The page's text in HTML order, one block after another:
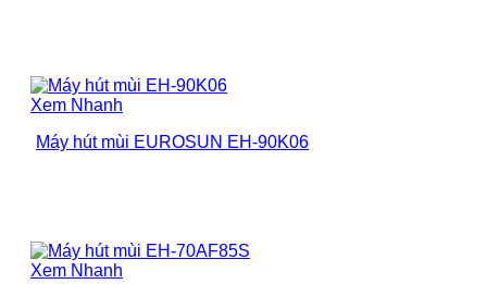
Xem Nhanh
Máy hút mùi EUROSUN EH-90K06
Xem Nhanh